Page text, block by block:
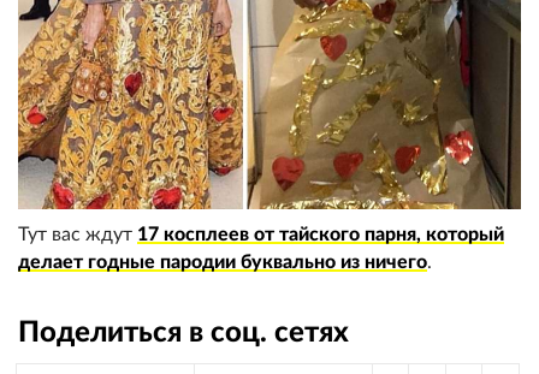
Тут вас ждут 17 косплеев от тайского парня, который
делает годные пародии буквально из ничего.
Поделиться в соц. сетях